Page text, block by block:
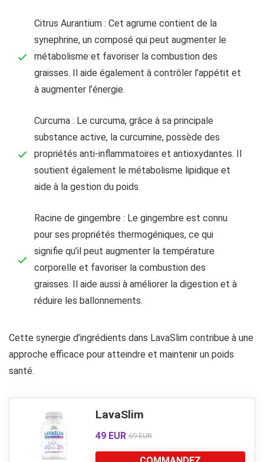
Citrus Aurantium : Cet agrume contient de la
synephrine, un composé qui peut augmenter le
métabolisme et favoriser la combustion des
graisses. Il aide également à contrôler l’appétit et
à augmenter l’énergie.
Curcuma : Le curcuma, grâce à sa principale
substance active, la curcumine, possède des
propriétés anti-inflammatoires et antioxydantes. Il
soutient également le métabolisme lipidique et
aide à la gestion du poids.
Racine de gingembre : Le gingembre est connu
pour ses propriétés thermogéniques, ce qui
signifie qu’il peut augmenter la température
corporelle et favoriser la combustion des
graisses. Il aide aussi à améliorer la digestion et à
réduire les ballonnements.
Cette synergie d’ingrédients dans LavaSlim contribue à une
approche efficace pour atteindre et maintenir un poids
santé.
LavaSlim
49 EUR 69 EUR